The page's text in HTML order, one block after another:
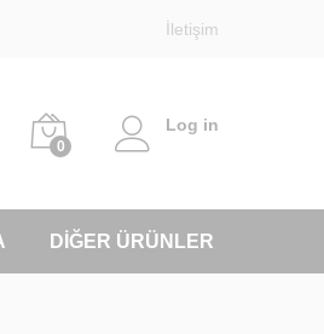
İletişim
0
Log in
DIĞER ÜRÜNLER